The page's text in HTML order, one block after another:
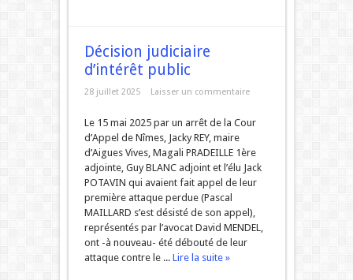
Décision judiciaire
d’intérêt public
28 juillet 2025 Laisser un commentaire
Le 15 mai 2025 par un arrêt de la Cour
d’Appel de Nîmes, Jacky REY, maire
d’Aigues Vives, Magali PRADEILLE 1ère
adjointe, Guy BLANC adjoint et l’élu Jack
POTAVIN qui avaient fait appel de leur
première attaque perdue (Pascal
MAILLARD s’est désisté de son appel),
représentés par l’avocat David MENDEL,
ont -à nouveau- été débouté de leur
attaque contre le ... Lire la suite »